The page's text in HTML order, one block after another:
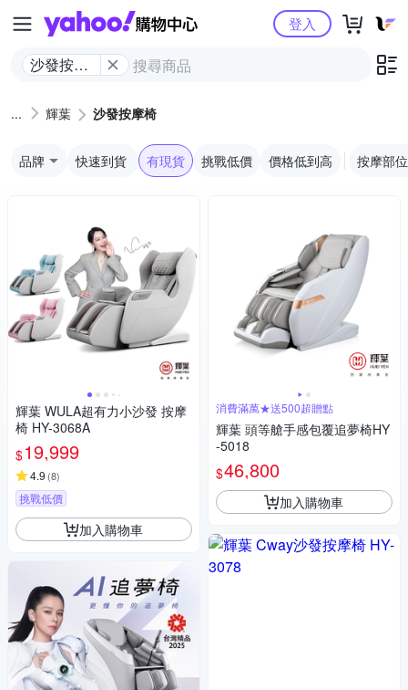
Yahoo購物中心
沙發按摩
登入
輝葉 沙發按摩椅
品牌 快速到貨 有現貨 挑戰低價 價格低到高 按摩部位
輝葉 WULA超有力小沙發 按摩
椅 HY-3068A
$19,999
4.9 (8)
挑戰低價
加入購物車
消費滿萬★送500超贈點
輝葉 頭等艙手感包覆追夢椅HY
-5018
$46,800
加入購物車